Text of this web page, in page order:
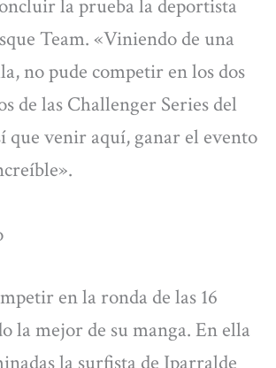
la prueba la deportista
Team. «Viniendo de una
no pude competir en los dos
de las Challenger Series del
que venir aquí, ganar el evento
en la ronda de las 16
la mejor de su manga. En ella